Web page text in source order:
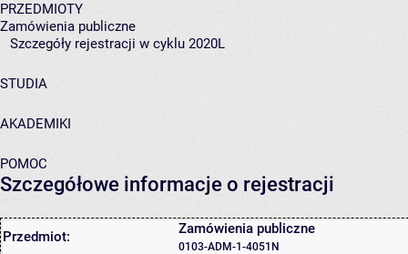
PRZEDMIOTY
Zamówienia publiczne
Szczegóły rejestracji w cyklu 2020L
STUDIA
AKADEMIKI
POMOC
Szczegółowe informacje o rejestracji
Przedmiot: Zamówienia publiczne
0103-ADM-1-4051N